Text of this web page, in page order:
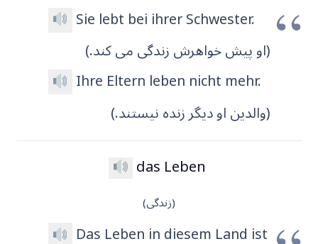
Sie lebt bei ihrer Schwester.
(او پیش خواهرش زندگی می کند.)
Ihre Eltern leben nicht mehr.
(والدین او دیگر زنده نیستند.)
das Leben
(زندگی)
Das Leben in diesem Land ist